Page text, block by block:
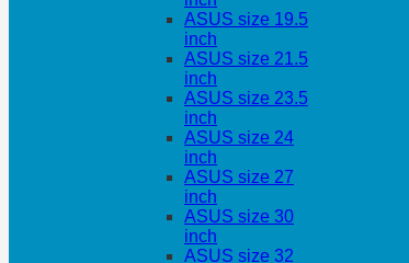
ASUS size 19.5
inch
ASUS size 21.5
inch
ASUS size 23.5
inch
ASUS size 24
inch
ASUS size 27
inch
ASUS size 30
inch
ASUS size 32